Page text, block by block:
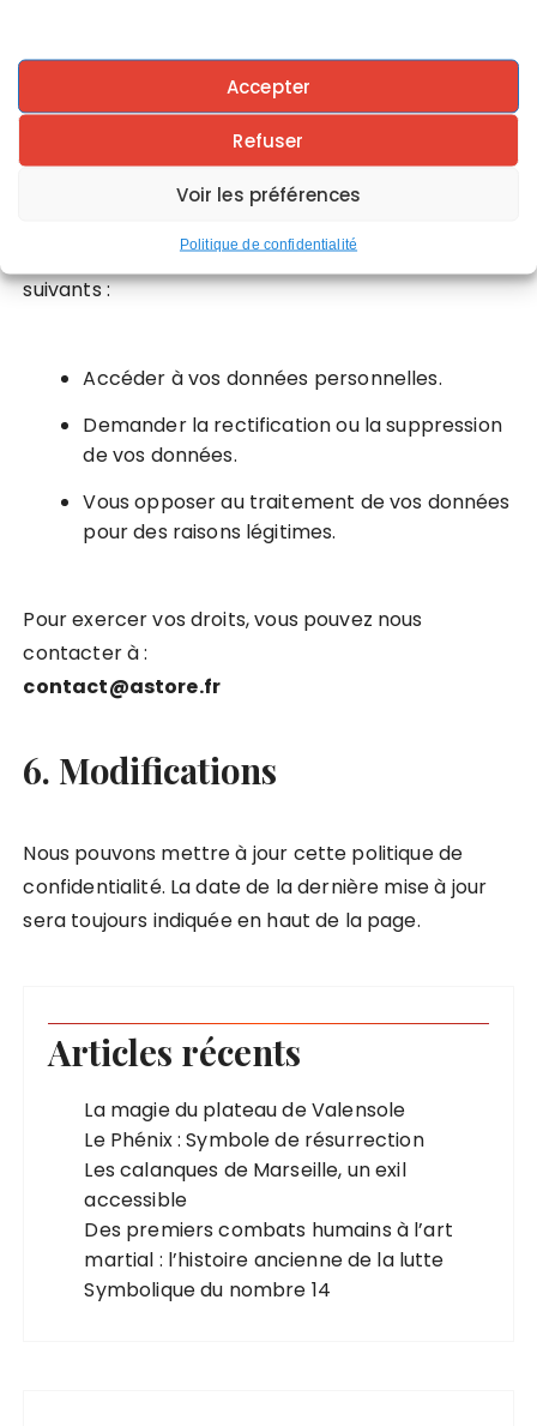
Accepter
Refuser
Voir les préférences
Politique de confidentialité
sécurisée et uniquement le temps
nécessaire à leur traitement.
5. Vos droits
Conformément au RGPD, vous disposez des droits
suivants :
Accéder à vos données personnelles.
Demander la rectification ou la suppression
de vos données.
Vous opposer au traitement de vos données
pour des raisons légitimes.
Pour exercer vos droits, vous pouvez nous
contacter à :
contact@astore.fr
6. Modifications
Nous pouvons mettre à jour cette politique de
confidentialité. La date de la dernière mise à jour
sera toujours indiquée en haut de la page.
Articles récents
La magie du plateau de Valensole
Le Phénix : Symbole de résurrection
Les calanques de Marseille, un exil
accessible
Des premiers combats humains à l’art
martial : l’histoire ancienne de la lutte
Symbolique du nombre 14